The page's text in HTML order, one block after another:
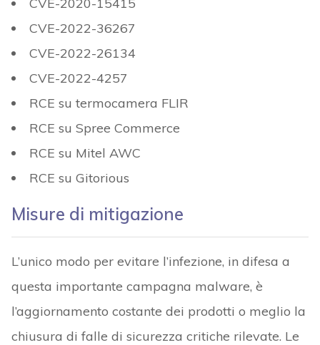
CVE-2022-36267
CVE-2022-26134
CVE-2022-4257
RCE su termocamera FLIR
RCE su Spree Commerce
RCE su Mitel AWC
RCE su Gitorious
Misure di mitigazione
L’unico modo per evitare l’infezione, in difesa a
questa importante campagna malware, è
l’aggiornamento costante dei prodotti o meglio la
chiusura di falle di sicurezza critiche rilevate. Le